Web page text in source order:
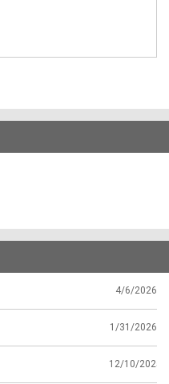
4/6/2026
1/31/2026
12/10/2025